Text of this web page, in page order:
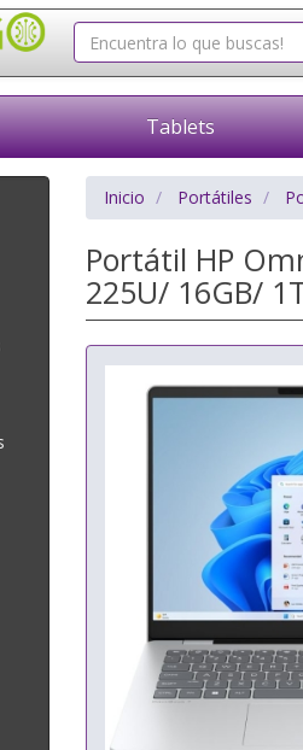
Tablets
Inicio Portátiles
Portátil HP
225U/ 16GB/